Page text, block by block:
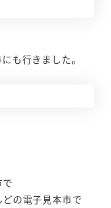
も行きました。
の電子見本市で